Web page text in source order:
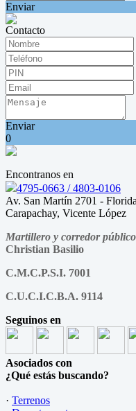
Enviar
Contacto
Enviar
0
Encontranos en
4795-0663 / 4803-0106
Av. San Martín 2701 -
Carapachay, Vicente López
Martillero y corredor público
Christian Basilio
C.M.C.P.S.I. 7001
C.U.C.I.C.B.A. 9114
Seguinos en
Asociados con
¿Qué estás buscando?
· Terrenos